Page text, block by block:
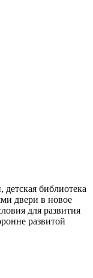
библиотека
двери в новое
для развития
развитой